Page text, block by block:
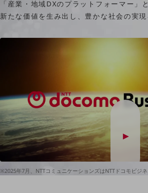
災害対策・BCP
課題・ニーズで探す
課題・ニーズで探すTOP
コミュニケーション・情報共有
災害対策
職場環境整備
地域共創・地方創生
セキュリティ対策
遠隔監視
「産業・地域DXのプラットフォーマー」
新たな価値を生み出し、豊かな社会の実現
※2025年7月、NTTコミュニケーションズはNTTドコモビジネ